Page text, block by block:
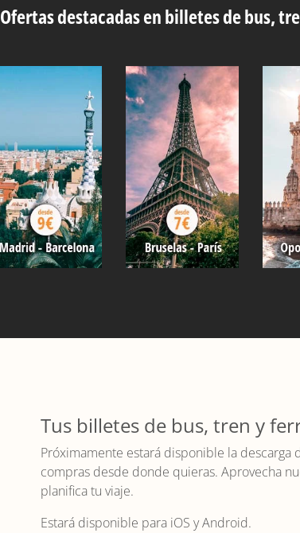
Ofertas destacadas en billetes de bus,
Tus billetes de bus, tren y
Próximamente estará disponible la descarga
compras desde donde quieras. Aprovecha
planifica tu viaje.
Estará disponible para iOS y Android.